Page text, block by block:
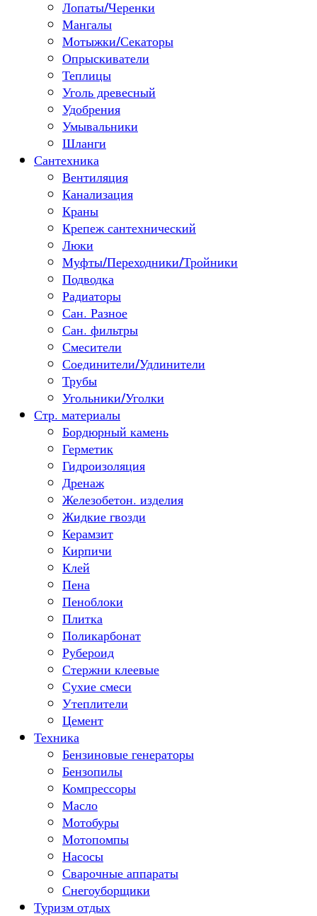
Лопаты/Черенки
Мангалы
Мотыжки/Секаторы
Опрыскиватели
Теплицы
Уголь древесный
Удобрения
Умывальники
Шланги
Сантехника
Вентиляция
Канализация
Краны
Крепеж сантехнический
Люки
Муфты/Переходники/Тройники
Подводка
Радиаторы
Сан. Разное
Сан. фильтры
Смесители
Соединители/Удлинители
Трубы
Угольники/Уголки
Стр. материалы
Бордюрный камень
Герметик
Гидроизоляция
Дренаж
Железобетон. изделия
Жидкие гвозди
Керамзит
Кирпичи
Клей
Пена
Пеноблоки
Плитка
Поликарбонат
Рубероид
Стержни клеевые
Сухие смеси
Утеплители
Цемент
Техника
Бензиновые генераторы
Бензопилы
Компрессоры
Масло
Мотобуры
Мотопомпы
Насосы
Сварочные аппараты
Снегоуборщики
Туризм отдых